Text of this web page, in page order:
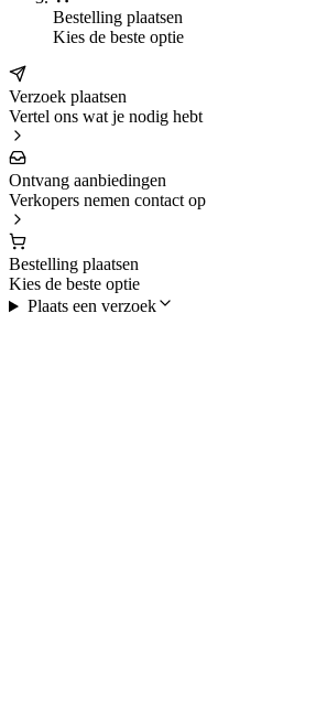
Bestelling plaatsen
Kies de beste optie
Verzoek plaatsen
Vertel ons wat je nodig hebt
Ontvang aanbiedingen
Verkopers nemen contact op
Bestelling plaatsen
Kies de beste optie
Plaats een verzoek